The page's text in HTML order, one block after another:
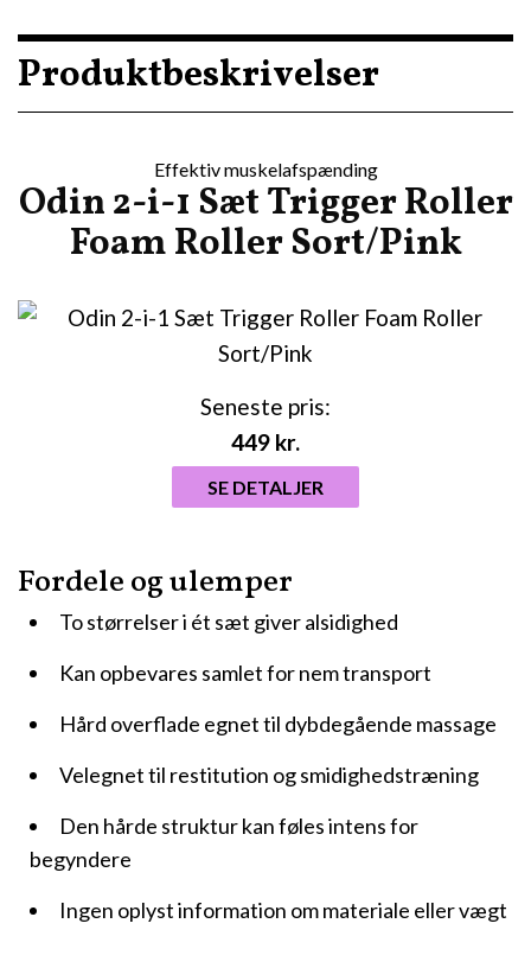
Produktbeskrivelser
Effektiv muskelafspænding
Odin 2-i-1 Sæt Trigger Roller
Foam Roller Sort/Pink
Fordele og ulemper
To størrelser i ét sæt giver alsidighed
Kan opbevares samlet for nem transport
Hård overflade egnet til dybdegående massage
Velegnet til restitution og smidighedstræning
Den hårde struktur kan føles intens for
begyndere
Ingen oplyst information om materiale eller vægt
Seneste pris:
449 kr.
SE DETALJER